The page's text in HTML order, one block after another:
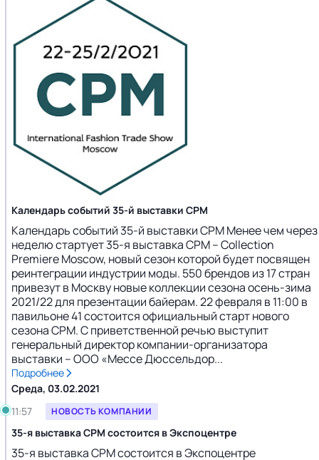
Календарь событий 35-й выставки CPM
Календарь событий 35-й выставки CPM Менее чем через
неделю стартует 35-я выставка CPM – Collection
Premiere Moscow, новый сезон которой будет посвящен
реинтеграции индустрии моды. 550 брендов из 17 стран
привезут в Москву новые коллекции сезона осень-зима
2021/22 для презентации байерам. 22 февраля в 11:00 в
павильоне 41 состоится официальный старт нового
сезона CPM. С приветственной речью выступит
генеральный директор компании-организатора
выставки – ООО «Мессе Дюссельдор...
Подробнее
Среда, 03.02.2021
11:57
НОВОСТЬ КОМПАНИИ
35-я выставка CPM состоится в Экспоцентре
35-я выставка CPM состоится в Экспоцентре